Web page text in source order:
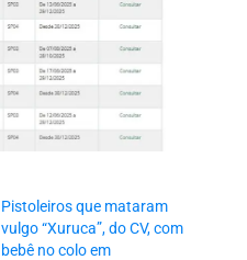
Pistoleiros que mataram
vulgo “Xuruca”, do CV, com
bebê no colo em